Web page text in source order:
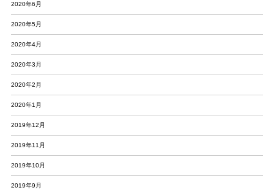
2020年6月
2020年5月
2020年4月
2020年3月
2020年2月
2020年1月
2019年12月
2019年11月
2019年10月
2019年9月